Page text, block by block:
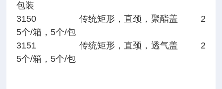
包装
3150 传统矩形，直颈，聚酯盖 2
5个/箱，5个/包
3151 传统矩形，直颈，透气盖 2
5个/箱，5个/包